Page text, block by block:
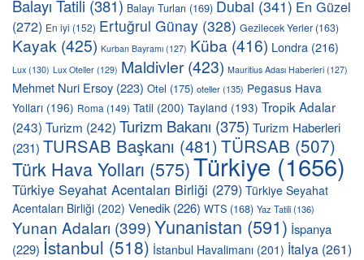
Balayı Tatili (381) Balayı Turları (169) Dubai (341) En Güzel
(272) En iyi (152) Ertuğrul Günay (328) Gezilecek Yerler (163)
Kayak (425) Kurban Bayramı (127) Küba (416) Londra (216)
Lux (130) Lux Oteller (129) Maldivler(423) Mauritius Adası Haberleri (127)
Mehmet Nuri Ersoy (223) Otel (175) oteller(135) Pegasus Hava
Yolları (196) Roma (149) Tatil (200) Tayland (193) Tropik Adalar
(243) Turizm (242) Turizm Bakanı (375) Turizm Haberleri
(231) TURSAB Başkanı (481)TÜRSAB (507)
Türk Hava Yolları (575)Türkiye (1656)
Türkiye Seyahat Acentaları Birliği (279) Türkiye Seyahat
Acentaları Birliği (202) Venedik (226) WTS (168) Yaz Tatili(136)
Yunan Adaları (399)Yunanistan (591) İspanya
(229) İstanbul (518) İstanbul Havalimanı (201) İtalya (261)